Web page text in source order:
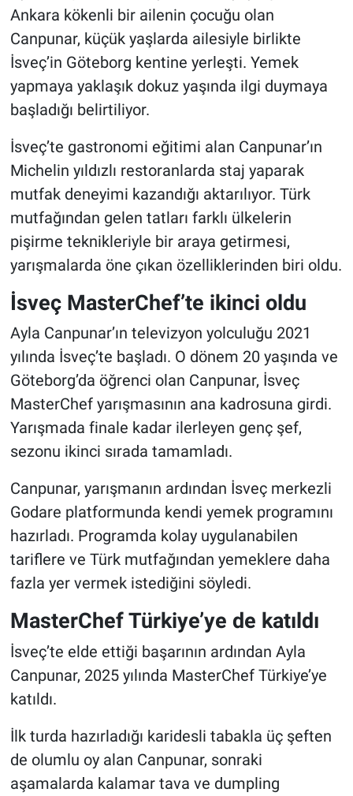
Ankara kökenli bir ailenin çocuğu olan
Canpunar, küçük yaşlarda ailesiyle birlikte
İsveç’in Göteborg kentine yerleşti. Yemek
yapmaya yaklaşık dokuz yaşında ilgi duymaya
başladığı belirtiliyor.
İsveç’te gastronomi eğitimi alan Canpunar’ın
Michelin yıldızlı restoranlarda staj yaparak
mutfak deneyimi kazandığı aktarılıyor. Türk
mutfağından gelen tatları farklı ülkelerin
pişirme teknikleriyle bir araya getirmesi,
yarışmalarda öne çıkan özelliklerinden biri oldu.
İsveç MasterChef’te ikinci oldu
Ayla Canpunar’ın televizyon yolculuğu 2021
yılında İsveç’te başladı. O dönem 20 yaşında ve
Göteborg’da öğrenci olan Canpunar, İsveç
MasterChef yarışmasının ana kadrosuna girdi.
Yarışmada finale kadar ilerleyen genç şef,
sezonu ikinci sırada tamamladı.
Canpunar, yarışmanın ardından İsveç merkezli
Godare platformunda kendi yemek programını
hazırladı. Programda kolay uygulanabilen
tariflere ve Türk mutfağından yemeklere daha
fazla yer vermek istediğini söyledi.
MasterChef Türkiye’ye de katıldı
İsveç’te elde ettiği başarının ardından Ayla
Canpunar, 2025 yılında MasterChef Türkiye’ye
katıldı.
İlk turda hazırladığı karidesli tabakla üç şeften
de olumlu oy alan Canpunar, sonraki
aşamalarda kalamar tava ve dumpling